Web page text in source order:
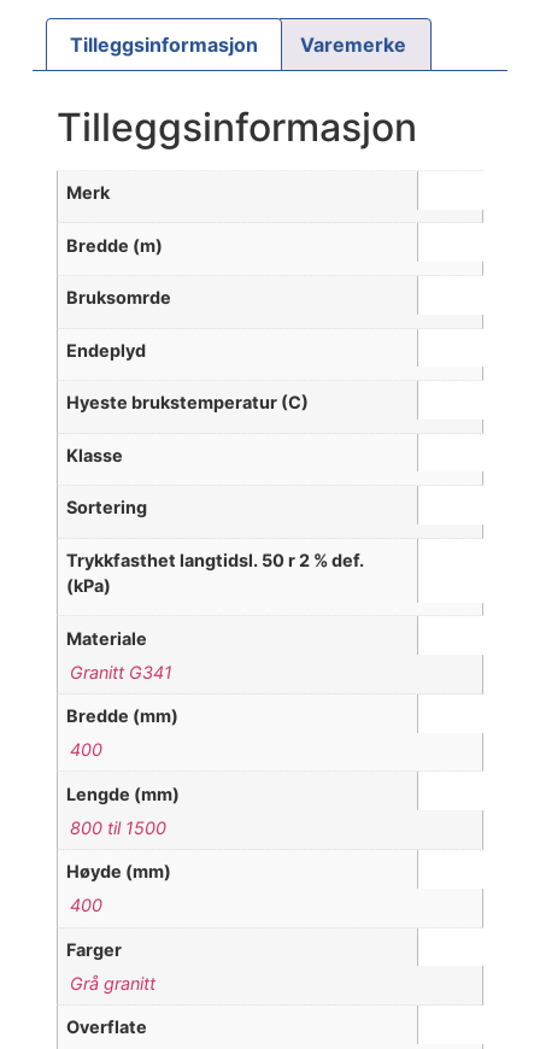
Tilleggsinformasjon Varemerke
Tilleggsinformasjon
Merk
Bredde (m)
Bruksomrde
Endeplyd
Hyeste brukstemperatur (C)
Klasse
Sortering
Trykkfasthet langtidsl. 50 r 2 % def.
(kPa)
Materiale
Granitt G341
Bredde (mm)
400
Lengde (mm)
800 til 1500
Høyde (mm)
400
Farger
Grå granitt
Overflate